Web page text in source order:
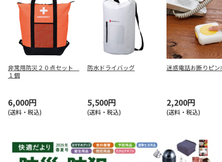
非常用防災２０点セット
１個
6,000円
(送料・税込)
防水ドライバッグ
5,500円
(送料・税込)
迷惑電話お断りピン
2,200円
(送料・税込)